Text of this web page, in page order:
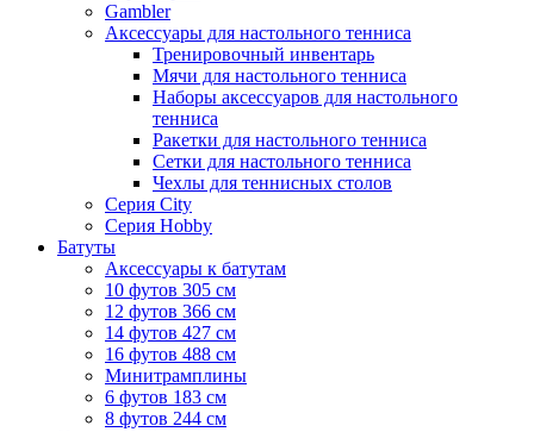
Gambler
Аксессуары для настольного тенниса
Тренировочный инвентарь
Мячи для настольного тенниса
Наборы аксессуаров для настольного
тенниса
Ракетки для настольного тенниса
Сетки для настольного тенниса
Чехлы для теннисных столов
Серия City
Серия Hobby
Батуты
Аксессуары к батутам
10 футов 305 см
12 футов 366 см
14 футов 427 см
16 футов 488 см
Минитрамплины
6 футов 183 см
8 футов 244 см